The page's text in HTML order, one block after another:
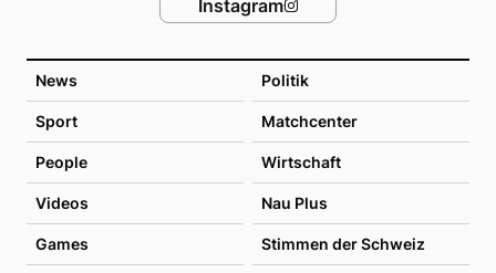
News Politik
Sport Matchcenter
People Wirtschaft
Videos Nau Plus
Games Stimmen der Schweiz
Instagram